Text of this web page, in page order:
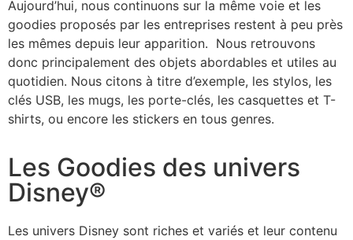
Aujourd’hui, nous continuons sur la même voie et les
goodies proposés par les entreprises restent à peu près
les mêmes depuis leur apparition. Nous retrouvons
donc principalement des objets abordables et utiles au
quotidien. Nous citons à titre d’exemple, les stylos, les
clés USB, les mugs, les porte-clés, les casquettes et T-
shirts, ou encore les stickers en tous genres.
Les Goodies des univers
Disney®
Les univers Disney sont riches et variés et leur contenu